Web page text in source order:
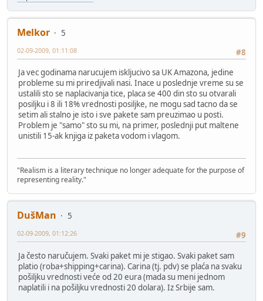
Melkor
5
#8
02-09-2009, 01:11:08
Ja vec godinama narucujem iskljucivo sa UK Amazona, jedine
probleme su mi priredjivali nasi. Inace u poslednje vreme su se
ustalili sto se naplacivanja tice, placa se 400 din sto su otvarali
posiljku i 8 ili 18% vrednosti posiljke, ne mogu sad tacno da se
setim ali stalno je isto i sve pakete sam preuzimao u posti.
Problem je "samo" sto su mi, na primer, poslednji put maltene
unistili 15-ak knjiga iz paketa vodom i vlagom.
"Realism is a literary technique no longer adequate for the purpose of
representing reality."
DušMan
5
#9
02-09-2009, 01:12:26
Ja često naručujem. Svaki paket mi je stigao. Svaki paket sam
platio (roba+shipping+carina). Carina (tj. pdv) se plaća na svaku
pošiljku vrednosti veće od 20 eura (mada su meni jednom
naplatili i na pošiljku vrednosti 20 dolara). Iz Srbije sam.